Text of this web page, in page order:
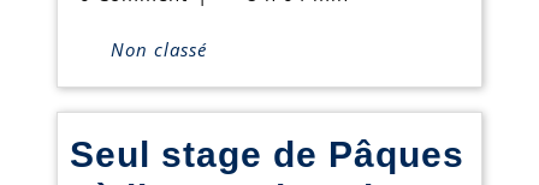
Non classé
Seul stage de Pâques